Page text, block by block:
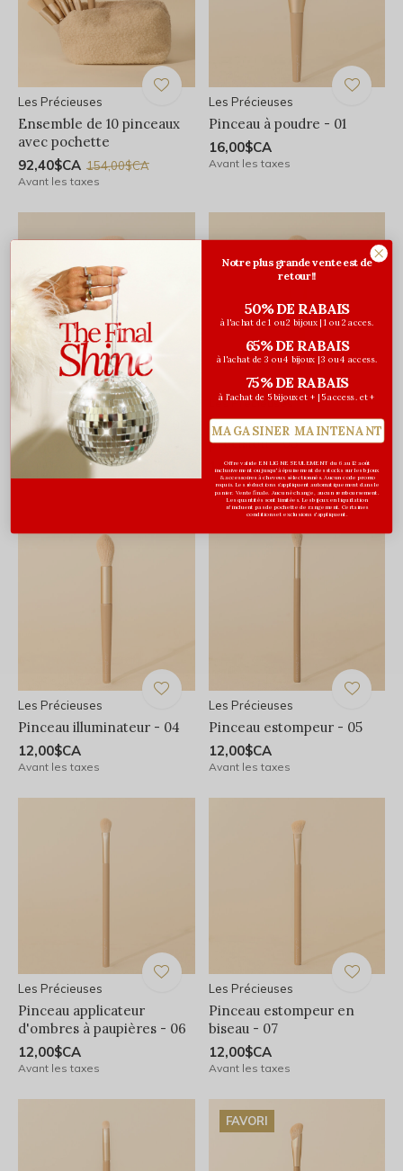
Les Précieuses
Ensemble de 10 pinceaux
avec pochette
92,40$CA 154,00$CA
Avant les taxes
Les Précieuses
Pinceau à poudre - 01
16,00$CA
Avant les taxes
Les Précieuses
Pinceau à fard à joues - 02
14,00$CA
Avant les taxes
Les Précieuses
Pinceau à poudre de
précision - 03
14,00$CA
Avant les taxes
Les Précieuses
Pinceau illuminateur - 04
12,00$CA
Avant les taxes
Les Précieuses
Pinceau estompeur - 05
12,00$CA
Avant les taxes
Les Précieuses
Pinceau applicateur
d'ombres à paupières - 06
12,00$CA
Avant les taxes
Les Précieuses
Pinceau estompeur en
biseau - 07
12,00$CA
Avant les taxes
FAVORI
Notre plus grande vente est de
retour!!
50% DE RABAIS
à l'achat de 1 ou 2 bijoux | 1 ou 2 acces.
65% DE RABAIS
à l'achat de 3 ou 4 bijoux | 3 ou 4 access.
75% DE RABAIS
à l'achat de 5 bijoux et + | 5 access. et +
MAGASINER MAINTENANT
Offre valide EN LIGNE SEULEMENT du 6 au 12 août
inclusivement ou jusqu'à épuisement des stocks sur les bijoux
& accessoires à cheveux sélectionnés. Aucun code promo
requis. Les réductions s’appliquent automatiquement dans le
panier. Vente finale. Aucun échange, aucun remboursement.
Les quantités sont limitées. Les bijoux en liquidation
n'incluent pas de pochette de rangement. Certaines
conditions et exclusions s'appliquent.